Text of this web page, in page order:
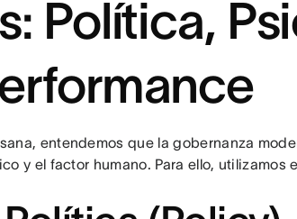
Política,
entendemos que la gobernanza
y el factor humano. Para ello, utilizamos